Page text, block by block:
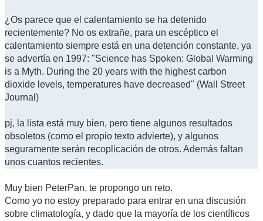
¿Os parece que el calentamiento se ha detenido
recientemente? No os extrañe, para un escéptico el
calentamiento siempre está en una detención constante, ya
se advertía en 1997: "Science has Spoken: Global Warming
is a Myth. During the 20 years with the highest carbon
dioxide levels, temperatures have decreased" (Wall Street
Journal)
pj, la lista está muy bien, pero tiene algunos resultados
obsoletos (como el propio texto advierte), y algunos
seguramente serán recoplicación de otros. Además faltan
unos cuantos recientes.
Muy bien PeterPan, te propongo un reto.
Como yo no estoy preparado para entrar en una discusión
sobre climatología, y dado que la mayoría de los científicos